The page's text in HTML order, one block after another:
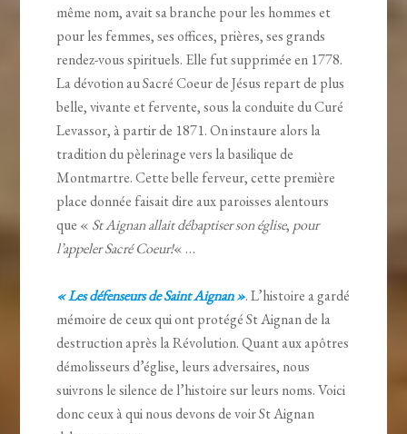
même nom, avait sa branche pour les hommes et
pour les femmes, ses offices, prières, ses grands
rendez-vous spirituels. Elle fut supprimée en 1778.
La dévotion au Sacré Coeur de Jésus repart de plus
belle, vivante et fervente, sous la conduite du Curé
Levassor, à partir de 1871. On instaure alors la
tradition du pèlerinage vers la basilique de
Montmartre. Cette belle ferveur, cette première
place donnée faisait dire aux paroisses alentours
que « St Aignan allait débaptiser son église, pour
l’appeler Sacré Coeur!« …
« Les défenseurs de Saint Aignan ». L’histoire a gardé
mémoire de ceux qui ont protégé St Aignan de la
destruction après la Révolution. Quant aux apôtres
démolisseurs d’église, leurs adversaires, nous
suivrons le silence de l’histoire sur leurs noms. Voici
donc ceux à qui nous devons de voir St Aignan